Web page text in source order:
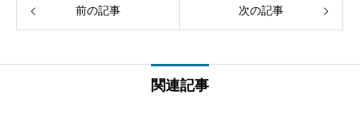
前の記事 次の記事
関連記事